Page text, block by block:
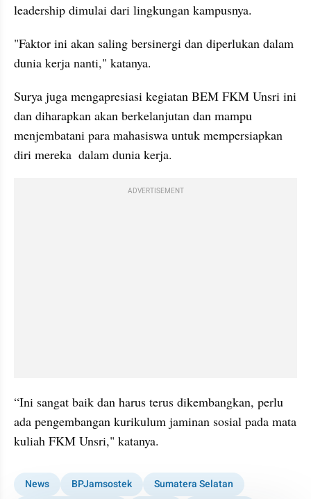
leadership dimulai dari lingkungan kampusnya.
"Faktor ini akan saling bersinergi dan diperlukan dalam
dunia kerja nanti," katanya.
Surya juga mengapresiasi kegiatan BEM FKM Unsri ini
dan diharapkan akan berkelanjutan dan mampu
menjembatani para mahasiswa untuk mempersiapkan
diri mereka  dalam dunia kerja.
ADVERTISEMENT
“Ini sangat baik dan harus terus dikembangkan, perlu
ada pengembangan kurikulum jaminan sosial pada mata
kuliah FKM Unsri," katanya.
News BPJamsostek Sumatera Selatan